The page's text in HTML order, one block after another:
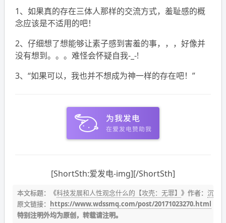
1、如果真的存在三体人那样的交流方式，羞耻感的概
念应该是不适用的吧！
2、仔细想了想能够让素子感到害羞的事，，，好像并
没有想到。。。难怪会怀疑自我-_-!
3、“如果可以，我也并不想成为神一样的存在吧！”
[ShortSth:爱发电-img][/ShortSth]
本文标题：《科技发展和人性观念什么的【攻壳：无罪】 》作者： 沉冰
原文链接： https://www.wdssmq.com/post/20171023270.html
特别注明外均为原创，转载请注明。